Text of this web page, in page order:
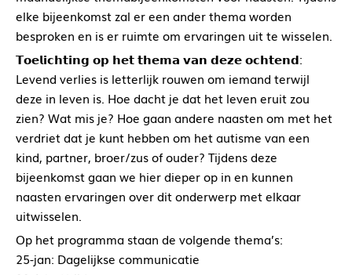
elke bijeenkomst zal er een ander thema worden
besproken en is er ruimte om ervaringen uit te wisselen.
𝗧𝗼𝗲𝗹𝗶𝗰𝗵𝘁𝗶𝗻𝗴 𝗼𝗽 𝗵𝗲𝘁 𝘁𝗵𝗲𝗺𝗮 𝘃𝗮𝗻 𝗱𝗲𝘇𝗲 𝗼𝗰𝗵𝘁𝗲𝗻𝗱:
Levend verlies is letterlijk rouwen om iemand terwijl
deze in leven is. Hoe dacht je dat het leven eruit zou
zien? Wat mis je? Hoe gaan andere naasten om met het
verdriet dat je kunt hebben om het autisme van een
kind, partner, broer/zus of ouder? Tijdens deze
bijeenkomst gaan we hier dieper op in en kunnen
naasten ervaringen over dit onderwerp met elkaar
uitwisselen.
Op het programma staan de volgende thema’s:
25-jan: Dagelijkse communicatie